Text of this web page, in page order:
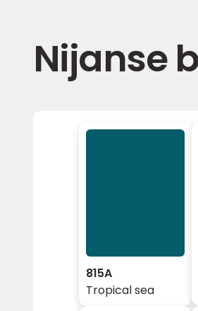
Nijanse
815A
Tropical sea